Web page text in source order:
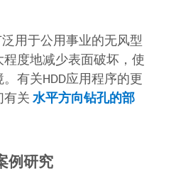
用于公用事业的无风型
度地减少表面破坏，使
有关HDD应用程序的更
有关 水平方向钻孔的部
例研究